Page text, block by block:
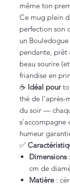
même ton
Ce mug plein
perfection son
un
pendante, prêt
beau sourire
friandise en
☕ Idéal pour
thé de
du soir —
s’accompagne
humeur
✅
Dimensions
cm de
Matière: